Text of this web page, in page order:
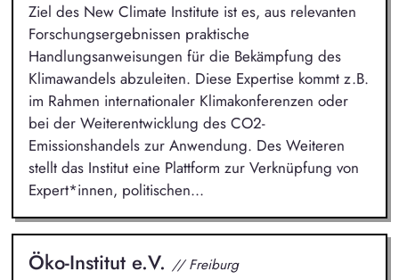
Ziel des New Climate Institute ist es, aus relevanten
Forschungsergebnissen praktische
Handlungsanweisungen für die Bekämpfung des
Klimawandels abzuleiten. Diese Expertise kommt z.B.
im Rahmen internationaler Klimakonferenzen oder
bei der Weiterentwicklung des CO2-
Emissionshandels zur Anwendung. Des Weiteren
stellt das Institut eine Plattform zur Verknüpfung von
Expert*innen, politischen...
Öko-Institut e.V. // Freiburg